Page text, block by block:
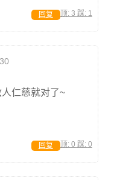
顶: 3 踩: 1
回复
仁慈就对了~
顶: 0 踩: 0
回复